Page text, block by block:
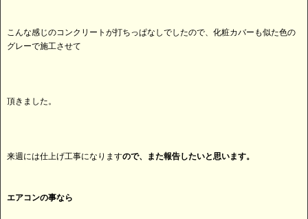
こんな感じのコンクリートが打ちっぱなしでしたので、化粧カバーも似た色の
グレーで施工させて
頂きました。
来週には仕上げ工事になりますので、また報告したいと思います。
エアコンの事なら